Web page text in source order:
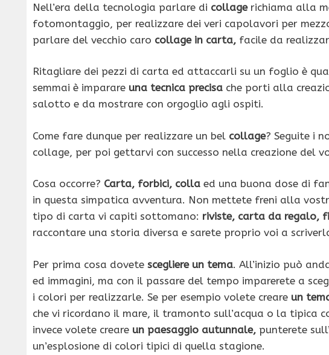
Nell’era della tecnologia parlare di collagerichiama alla
fotomontaggio, per realizzare dei veri capolavori per
parlare del vecchio caro collage in carta, facile da
Ritagliare dei pezzi di carta ed attaccarli su un foglio è
semmai è imparare una tecnica precisa che porti alla
salotto e da mostrare con orgoglio agli ospiti.
Come fare dunque per realizzare un bel collage? Seguite i
collage, per poi gettarvi con successo nella creazione del
Cosa occorre? Carta, forbici, colla ed una buona dose di
in questa simpatica avventura. Non mettete freni alla
tipo di carta vi capiti sottomano: riviste, carta da regalo,
raccontare una storia diversa e sarete proprio voi a
Per prima cosa dovete scegliere un tema. All’inizio può
ed immagini, ma con il passare del tempo imparerete a
i colori per realizzarle. Se per esempio volete creare un
che vi ricordano il mare, il tramonto sull’acqua o la tipica
invece volete creare un paesaggio autunnale, punterete
un’esplosione di colori tipici di quella stagione.